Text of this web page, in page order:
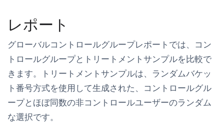
レポート
グローバルコントロールグループレポートでは、コン
トロールグループとトリートメントサンプルを比較で
きます。トリートメントサンプルは、ランダムバケッ
ト番号方式を使用して生成された、コントロールグル
ープとほぼ同数の非コントロールユーザーのランダム
な選択です。